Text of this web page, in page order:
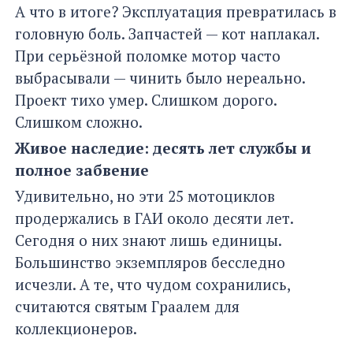
А что в итоге? Эксплуатация превратилась в
головную боль. Запчастей — кот наплакал.
При серьёзной поломке мотор часто
выбрасывали — чинить было нереально.
Проект тихо умер. Слишком дорого.
Слишком сложно.
Живое наследие: десять лет службы и
полное забвение
Удивительно, но эти 25 мотоциклов
продержались в ГАИ около десяти лет.
Сегодня о них знают лишь единицы.
Большинство экземпляров бесследно
исчезли. А те, что чудом сохранились,
считаются святым Граалем для
коллекционеров.